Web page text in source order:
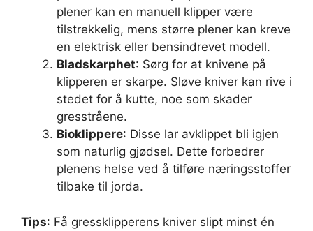
plener kan en manuell klipper være
tilstrekkelig, mens større plener kan kreve
en elektrisk eller bensindrevet modell.
Bladskarphet: Sørg for at knivene på
klipperen er skarpe. Sløve kniver kan rive i
stedet for å kutte, noe som skader
gresstråene.
Bioklippere: Disse lar avklippet bli igjen
som naturlig gjødsel. Dette forbedrer
plenens helse ved å tilføre næringsstoffer
tilbake til jorda.
Tips: Få gressklipperens kniver slipt minst én